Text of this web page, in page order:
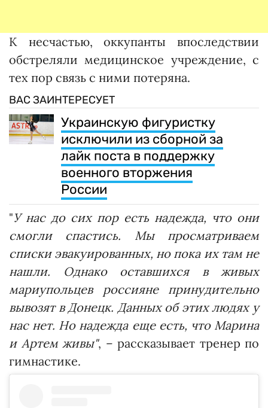
К несчастью, оккупанты впоследствии
обстреляли медицинское учреждение, с
тех пор связь с ними потеряна.
ВАС ЗАИНТЕРЕСУЕТ
Украинскую фигуристку
исключили из сборной за
лайк поста в поддержку
военного вторжения
России
"У нас до сих пор есть надежда, что они
смогли спастись. Мы просматриваем
списки эвакуированных, но пока их там не
нашли. Однако оставшихся в живых
мариупольцев россияне принудительно
вывозят в Донецк. Данных об этих людях у
нас нет. Но надежда еще есть, что Марина
и Артем живы", – рассказывает тренер по
гимнастике.